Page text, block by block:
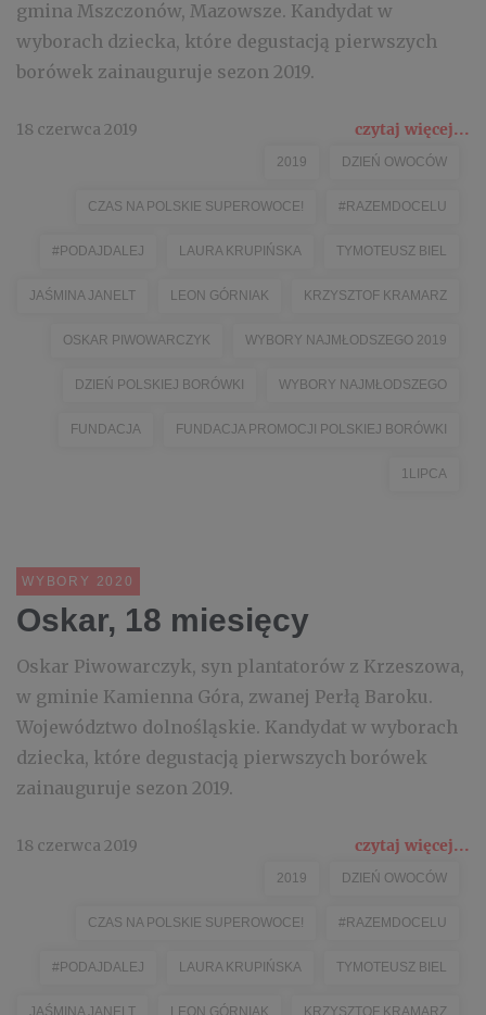
gmina Mszczonów, Mazowsze. Kandydat w
wyborach dziecka, które degustacją pierwszych
borówek zainauguruje sezon 2019.
18 czerwca 2019 czytaj więcej...
2019 DZIEŃ OWOCÓW
CZAS NA POLSKIE SUPEROWOCE! #RAZEMDOCELU
#PODAJDALEJ LAURA KRUPIŃSKA TYMOTEUSZ BIEL
JAŚMINA JANELT LEON GÓRNIAK KRZYSZTOF KRAMARZ
OSKAR PIWOWARCZYK WYBORY NAJMŁODSZEGO 2019
DZIEŃ POLSKIEJ BORÓWKI WYBORY NAJMŁODSZEGO
FUNDACJA FUNDACJA PROMOCJI POLSKIEJ BORÓWKI
1LIPCA
WYBORY 2020
Oskar, 18 miesięcy
Oskar Piwowarczyk, syn plantatorów z Krzeszowa,
w gminie Kamienna Góra, zwanej Perłą Baroku.
Województwo dolnośląskie. Kandydat w wyborach
dziecka, które degustacją pierwszych borówek
zainauguruje sezon 2019.
18 czerwca 2019 czytaj więcej...
2019 DZIEŃ OWOCÓW
CZAS NA POLSKIE SUPEROWOCE! #RAZEMDOCELU
#PODAJDALEJ LAURA KRUPIŃSKA TYMOTEUSZ BIEL
JAŚMINA JANELT LEON GÓRNIAK KRZYSZTOF KRAMARZ